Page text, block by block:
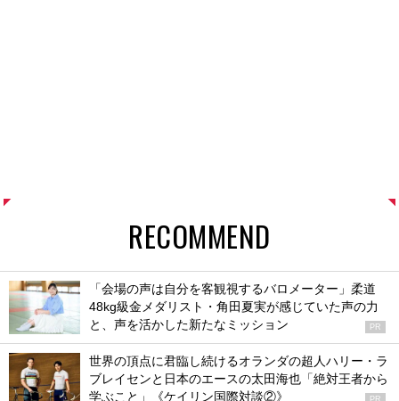
RECOMMEND
「会場の声は自分を客観視するバロメーター」柔道
48kg級金メダリスト・角田夏実が感じていた声の力
と、声を活かした新たなミッション
PR
世界の頂点に君臨し続けるオランダの超人ハリー・ラ
ブレイセンと日本のエースの太田海也「絶対王者から
学ぶこと」《ケイリン国際対談②》